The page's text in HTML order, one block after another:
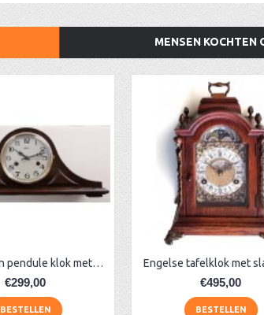
MENSEN KOCHTEN
AC12 Noten pendule klok met slagwerk
€299,00
BESTELLEN
Engelse tafelklok met
€495,00
BESTELLEN